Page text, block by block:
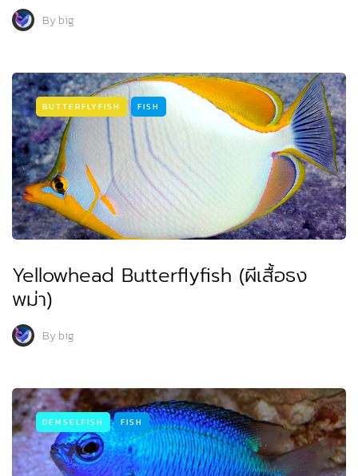
Bybig
BUTTERFLYFISH FISH
Yellowhead Butterflyfish (ผีเสื้อธง
พม่า)
Bybig
DEMSELFISH FISH